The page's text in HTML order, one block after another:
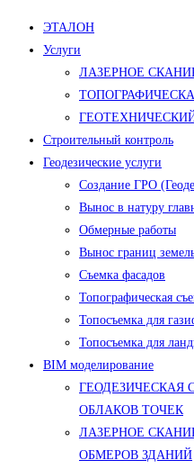
Меню
ЭТАЛОН
Услуги
ЛАЗЕРНОЕ
Строительный контроль
Геодезические услуги
Создание ГРО
Вынос в натуру
Обмерные работы
Вынос границ
Съемка фасадов
Топографическая
Топосъемка для
Топосъемка для
BIM моделирование
ГЕОДЕЗИЧЕСКАЯ
ОБЛАКОВ ТОЧЕК
ЛАЗЕРНОЕ
ОБМЕРОВ ЗДАНИЙ